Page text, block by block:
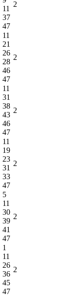
11
37
47
2
11
21
26
28
46
47
2
11
31
38
43
46
47
2
11
19
23
31
33
47
2
5
11
30
39
41
47
2
1
11
26
36
45
47
2